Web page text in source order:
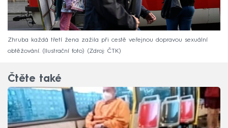
Zhruba každá třetí žena zažila při cestě veřejnou dopravou sexuální
obtěžování. (Ilustrační foto)
Zdroj: ČTK
Čtěte také